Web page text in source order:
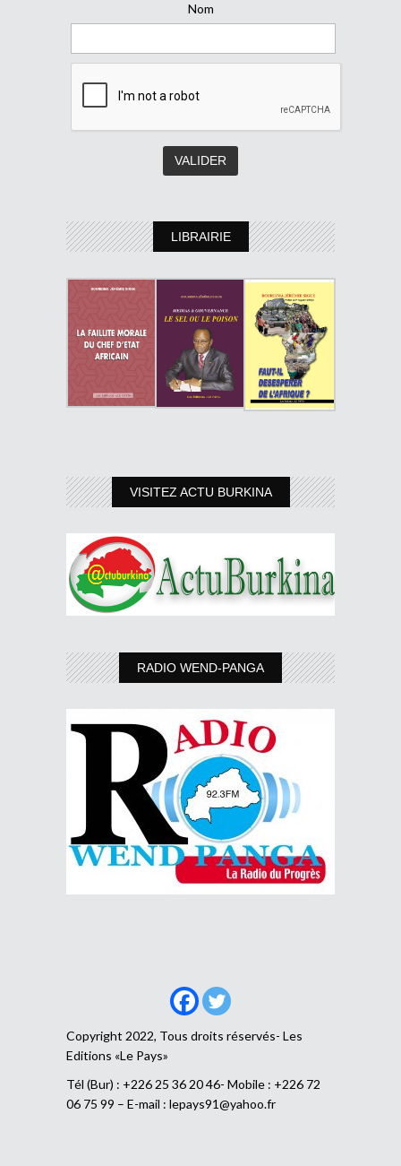
Nom
LIBRAIRIE
VISITEZ ACTU BURKINA
RADIO WEND-PANGA
Copyright 2022, Tous droits réservés- Les
Editions «Le Pays»
Tél (Bur) : +226 25 36 20 46- Mobile : +226 72
06 75 99 – E-mail : lepays91@yahoo.fr